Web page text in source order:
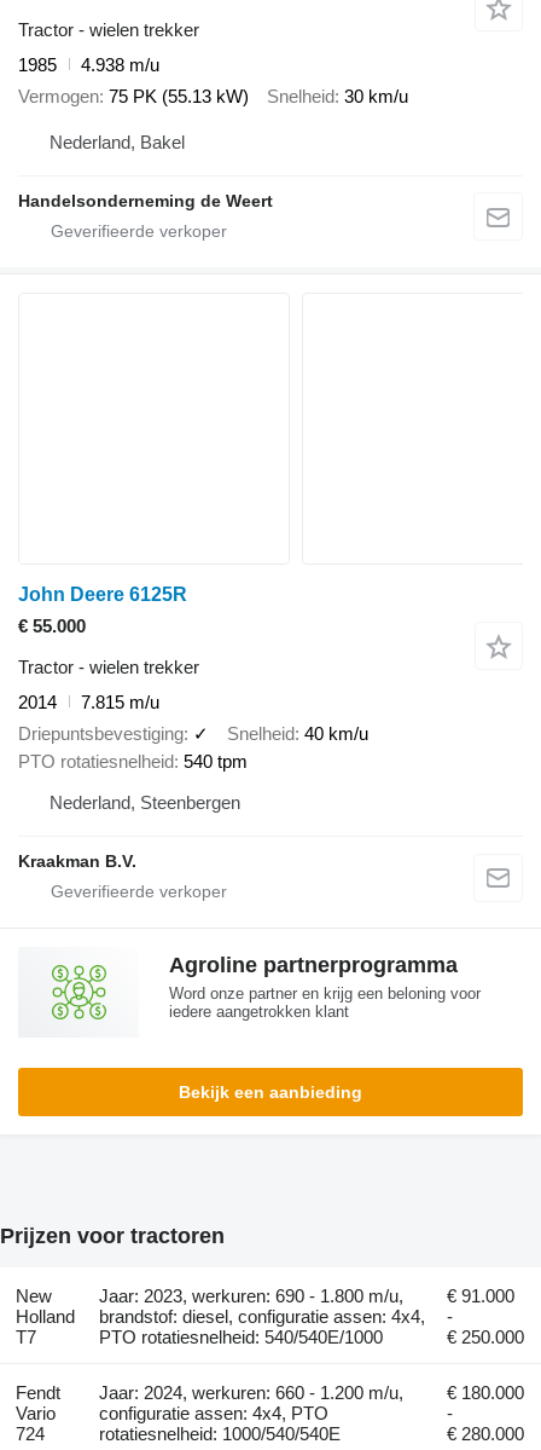
Tractor - wielen trekker
1985
4.938 m/u
Vermogen 75 PK (55.13 kW) Snelheid 30 km/u
Nederland, Bakel
Handelsonderneming de Weert
John Deere 6125R
€ 55.000
Tractor - wielen trekker
2014
7.815 m/u
Driepuntsbevestiging ✓ Snelheid 40 km/u
PTO rotatiesnelheid 540 tpm
Nederland, Steenbergen
Kraakman B.V.
Agroline partnerprogramma
Word onze partner en krijg een beloning voor
iedere aangetrokken klant
Bekijk een aanbieding
Prijzen voor tractoren
New
Holland
T7
Jaar: 2023, werkuren: 690 - 1.800 m/u,
brandstof: diesel, configuratie assen: 4x4,
PTO rotatiesnelheid: 540/540E/1000
€ 91.000
-
€ 250.000
Fendt
Vario
724
Jaar: 2024, werkuren: 660 - 1.200 m/u,
configuratie assen: 4x4, PTO
rotatiesnelheid: 1000/540/540E
€ 180.000
-
€ 280.000